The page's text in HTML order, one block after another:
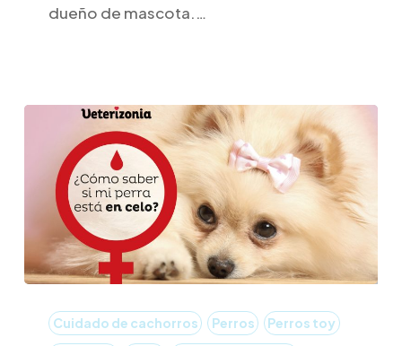
dueño de mascota.…
saberCuidado de cachorros Perros
Perros toy